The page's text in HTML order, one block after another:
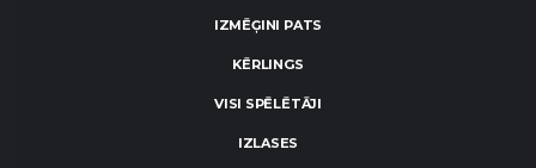
IZMĒĢINI PATS
KĒRLINGS
VISI SPĒLĒTĀJI
IZLASES